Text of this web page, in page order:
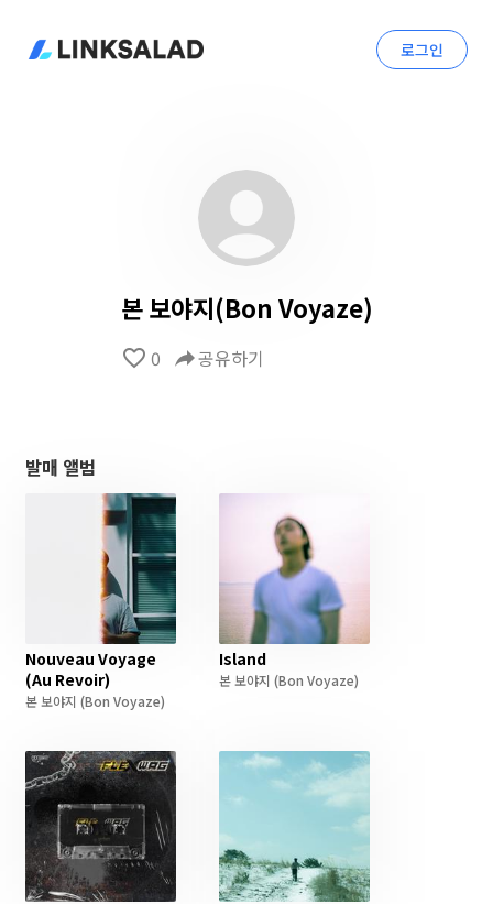
로그인
본 보야지(Bon Voyaze)
favorite_border 0 reply공유하기
발매 앨범
Nouveau Voyage
(Au Revoir)
본 보야지 (Bon Voyaze)
Island
본 보야지 (Bon Voyaze)